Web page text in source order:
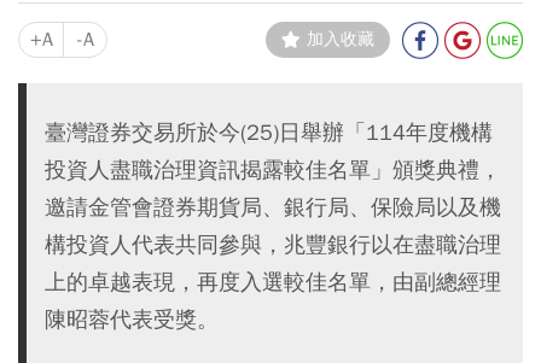
+A -A 加入收藏
臺灣證券交易所於今(25)日舉辦「114年度機構
投資人盡職治理資訊揭露較佳名單」頒獎典禮，
邀請金管會證券期貨局、銀行局、保險局以及機
構投資人代表共同參與，兆豐銀行以在盡職治理
上的卓越表現，再度入選較佳名單，由副總經理
陳昭蓉代表受獎。